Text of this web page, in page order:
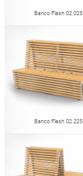
Banco Flash 02.025
Banco Flash 02.225